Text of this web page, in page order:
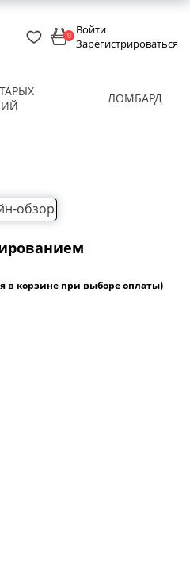
0 Войти
Зарегистрироваться
ЛОМБАРД
обзор
в корзине при выборе оплаты)